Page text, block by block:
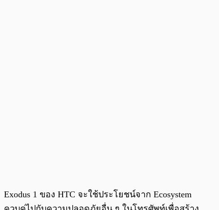
Exodus 1 ของ HTC จะใช้ประโยชน์จาก Ecosystem